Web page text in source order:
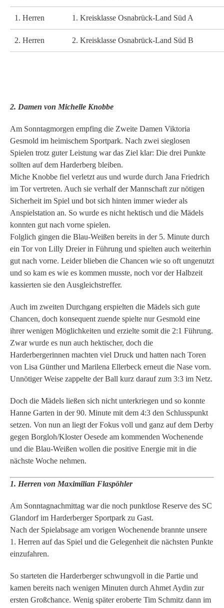
1. Herren 1. Kreisklasse Osnabrück-Land Süd A
2. Herren 2. Kreisklasse Osnabrück-Land Süd B
2. Damen von Michelle Knobbe
Am Sonntagmorgen empfing die Zweite Damen Viktoria
Gesmold im heimischem Sportpark. Nach zwei sieglosen
Spielen trotz guter Leistung war das Ziel klar: Die drei Punkte
sollten auf dem Harderberg bleiben.
Miche Knobbe fiel verletzt aus und wurde durch Jana Friedrich
im Tor vertreten. Auch sie verhalf der Mannschaft zur nötigen
Sicherheit im Spiel und bot sich hinten immer wieder als
Anspielstation an. So wurde es nicht hektisch und die Mädels
konnten gut nach vorne spielen.
Folglich gingen die Blau-Weißen bereits in der 5. Minute durch
ein Tor von Lilly Dreier in Führung und spielten auch weiterhin
gut nach vorne. Leider blieben die Chancen wie so oft ungenutzt
und so kam es wie es kommen musste, noch vor der Halbzeit
kassierten sie den Ausgleichstreffer.
Auch im zweiten Durchgang erspielten die Mädels sich gute
Chancen, doch konsequent zuende spielte nur Gesmold eine
ihrer wenigen Möglichkeiten und erzielte somit die 2:1 Führung.
Zwar wurde es nun auch hektischer, doch die
Harderbergerinnen machten viel Druck und hatten nach Toren
von Lisa Günther und Marilena Ellerbeck erneut die Nase vorn.
Unnötiger Weise zappelte der Ball kurz darauf zum 3:3 im Netz.
Doch die Mädels ließen sich nicht unterkriegen und so konnte
Hanne Garten in der 90. Minute mit dem 4:3 den Schlusspunkt
setzen. Von nun an liegt der Fokus voll und ganz auf dem Derby
gegen Borgloh/Kloster Oesede am kommenden Wochenende
und die Blau-Weißen wollen die positive Energie mit in die
nächste Woche nehmen.
1. Herren von Maximilian Flaspöhler
Am Sonntagnachmittag war die noch punktlose Reserve des SC
Glandorf im Harderberger Sportpark zu Gast.
Nach der Spielabsage am vorigen Wochenende brannte unsere
1. Herren auf das Spiel und die Gelegenheit die nächsten Punkte
einzufahren.
So starteten die Harderberger schwungvoll in die Partie und
kamen bereits nach wenigen Minuten durch Ahmet Aydin zur
ersten Großchance. Wenig später eroberte Tim Schmitz dann im